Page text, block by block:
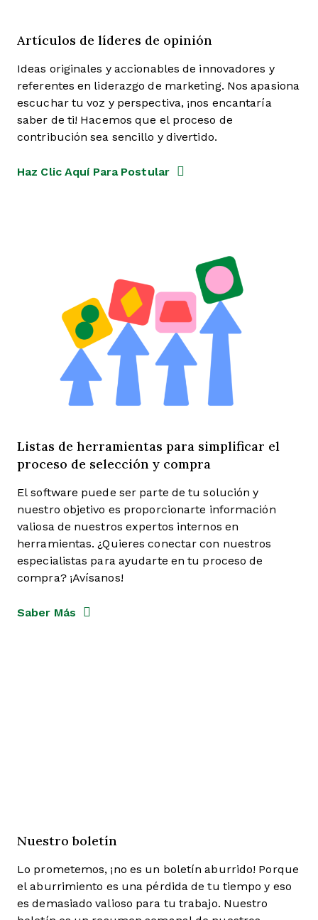
Artículos de líderes de opinión
Ideas originales y accionables de innovadores y
referentes en liderazgo de marketing. Nos apasiona
escuchar tu voz y perspectiva, ¡nos encantaría
saber de ti! Hacemos que el proceso de
contribución sea sencillo y divertido.
Haz Clic Aquí Para Postular
Listas de herramientas para simplificar el
proceso de selección y compra
El software puede ser parte de tu solución y
nuestro objetivo es proporcionarte información
valiosa de nuestros expertos internos en
herramientas. ¿Quieres conectar con nuestros
especialistas para ayudarte en tu proceso de
compra? ¡Avísanos!
Saber Más
Nuestro boletín
Lo prometemos, ¡no es un boletín aburrido! Porque
el aburrimiento es una pérdida de tu tiempo y eso
es demasiado valioso para tu trabajo. Nuestro